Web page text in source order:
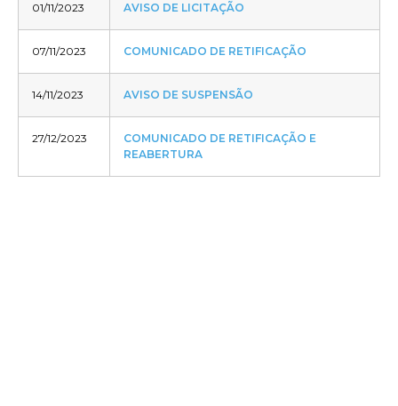
01/11/2023 AVISO DE LICITAÇÃO
07/11/2023 COMUNICADO DE RETIFICAÇÃO
14/11/2023 AVISO DE SUSPENSÃO
27/12/2023
COMUNICADO DE RETIFICAÇÃO E
REABERTURA